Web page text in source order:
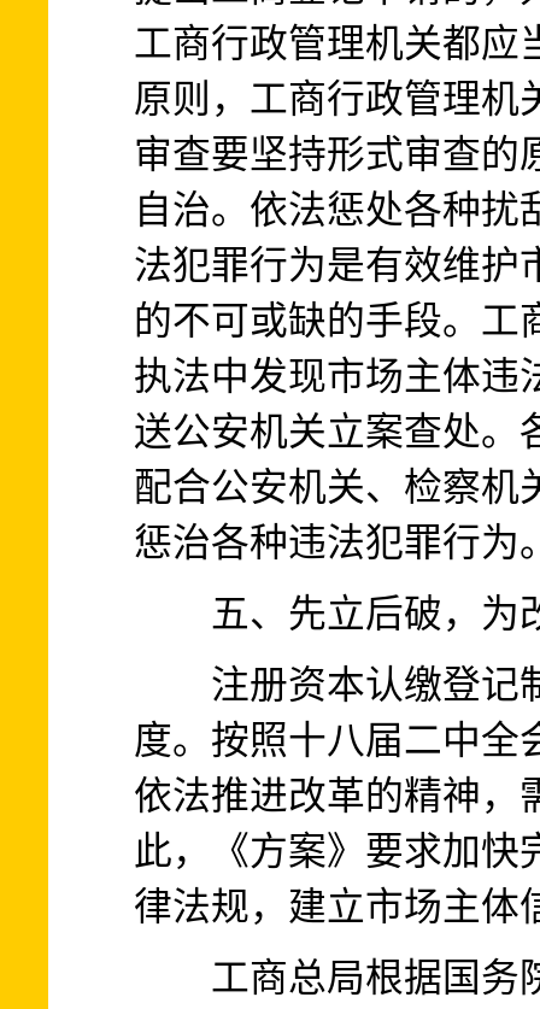
工商行政管理机关都应
原则，工商行政管理机
审查要坚持形式审查的
自治。依法惩处各种扰
法犯罪行为是有效维护
的不可或缺的手段。工
执法中发现市场主体违
送公安机关立案查处。
配合公安机关、检察机
惩治各种违法犯罪行为
五、先立后破，为
注册资本认缴登记
度。按照十八届二中全
依法推进改革的精神，
此，《方案》要求加快
律法规，建立市场主
工商总局根据国务院